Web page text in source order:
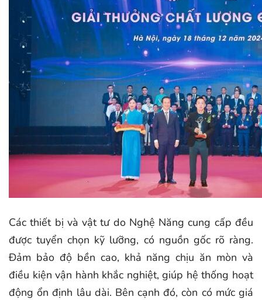
Các thiết bị và vật tư do Nghệ Năng cung cấp đều
được tuyển chọn kỹ lưỡng, có nguồn gốc rõ ràng.
Đảm bảo độ bền cao, khả năng chịu ăn mòn và
điều kiện vận hành khắc nghiệt, giúp hệ thống hoạt
động ổn định lâu dài. Bên cạnh đó, còn có mức giá